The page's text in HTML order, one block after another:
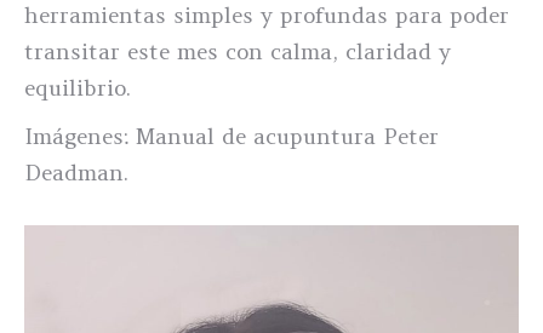
herramientas simples y profundas para poder
transitar este mes con calma, claridad y
equilibrio.
Imágenes: Manual de acupuntura Peter
Deadman.